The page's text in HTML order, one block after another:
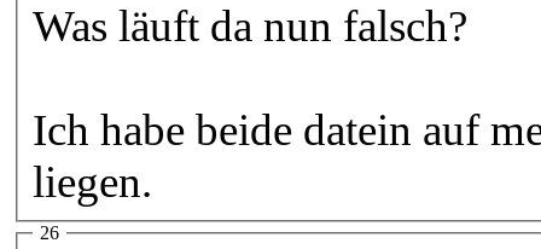
Was läuft da nun falsch?
Ich habe beide datein auf
liegen.
26